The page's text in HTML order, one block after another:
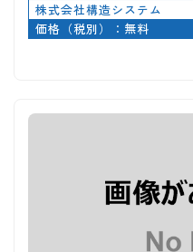
株式会社構造システム
価格（税別）：無料